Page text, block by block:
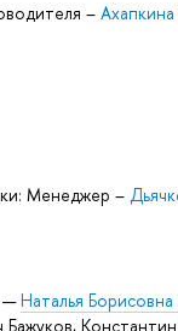
– Ахапкина
Менеджер –
—Наталья
Константин